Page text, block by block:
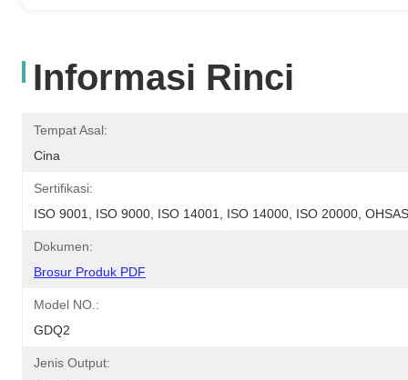
Informasi Rinci
Tempat Asal:
Cina
Sertifikasi:
ISO 9001, ISO 9000, ISO 14001, ISO 14000, ISO 20000,
Dokumen:
Brosur Produk PDF
Model NO.:
GDQ2
Jenis Output: